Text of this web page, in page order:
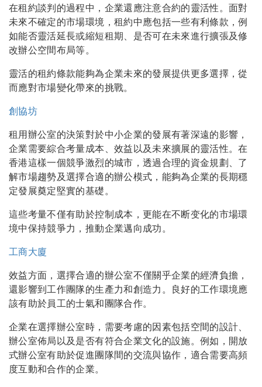
在租約談判的過程中，企業還應注意合約的靈活性。面對
未來不確定的市場環境，租約中應包括一些有利條款，例
如能否靈活延長或縮短租期、是否可在未來進行擴張及修
改辦公空間布局等。
靈活的租約條款能夠為企業未來的發展提供更多選擇，從
而應對市場變化帶來的挑戰。
創協坊
租用辦公室的決策對於中小企業的發展有著深遠的影響，
企業需要綜合考量成本、效益以及未來擴展的靈活性。在
香港這樣一個競爭激烈的城市，透過合理的資金規劃、了
解市場趨勢及選擇合適的辦公模式，能夠為企業的長期穩
定發展奠定堅實的基礎。
這些考量不僅有助於控制成本，更能在不断变化的市場環
境中保持競爭力，推動企業邁向成功。
工商大廈
效益方面，選擇合適的辦公室不僅關乎企業的經濟負擔，
還影響到工作團隊的生產力和創造力。良好的工作環境應
該有助於員工的士氣和團隊合作。
企業在選擇辦公室時，需要考慮的因素包括空間的設計、
辦公室佈局以及是否有符合企業文化的設施。例如，開放
式辦公室有助於促進團隊間的交流與協作，適合需要高頻
度互動和合作的企業。